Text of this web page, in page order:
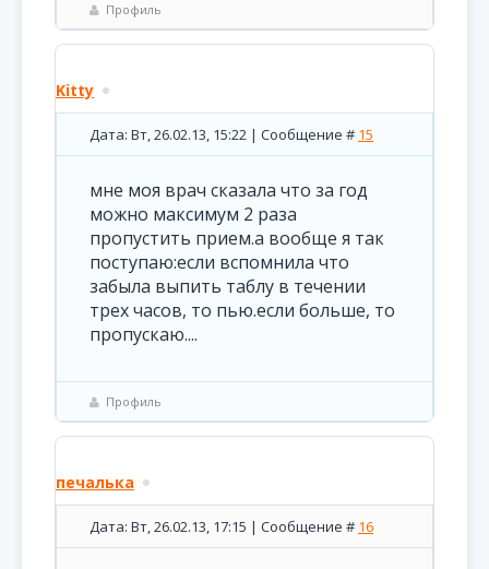
Профиль
Kitty
Дата: Вт, 26.02.13, 15:22 | Сообщение # 15
мне моя врач сказала что за год
можно максимум 2 раза
пропустить прием.а вообще я так
поступаю:если вспомнила что
забыла выпить таблу в течении
трех часов, то пью.если больше, то
пропускаю....
Профиль
печалька
Дата: Вт, 26.02.13, 17:15 | Сообщение # 16